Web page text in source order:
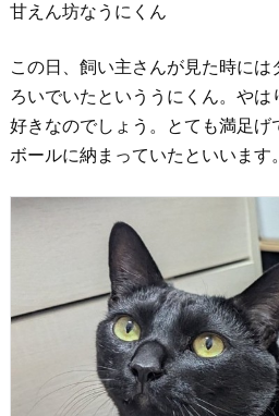
甘えん坊なうにくん
この日、飼い主さんが見た時に
ろいでいたといううにくん。やは
好きなのでしょう。とても満足げ
ボールに納まっていたといいます。